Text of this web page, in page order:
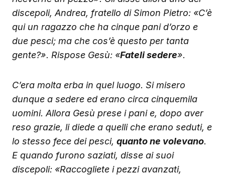
discepoli, Andrea, fratello di Simon Pietro: «C’è
qui un ragazzo che ha cinque pani d’orzo e
due pesci; ma che cos’è questo per tanta
gente?». Rispose Gesù: «Fateli sedere».
C’era molta erba in quel luogo. Si misero
dunque a sedere ed erano circa cinquemila
uomini. Allora Gesù prese i pani e, dopo aver
reso grazie, li diede a quelli che erano seduti, e
lo stesso fece dei pesci, quanto ne volevano.
E quando furono saziati, disse ai suoi
discepoli: «Raccogliete i pezzi avanzati,